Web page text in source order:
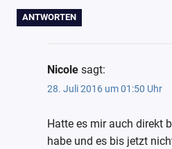
ANTWORTEN
Nicole sagt:
28. Juli 2016 um 01:50 Uhr
Hatte es mir auch direkt
habe und es bis jetzt